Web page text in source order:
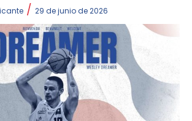
/ 29 de junio de 2026